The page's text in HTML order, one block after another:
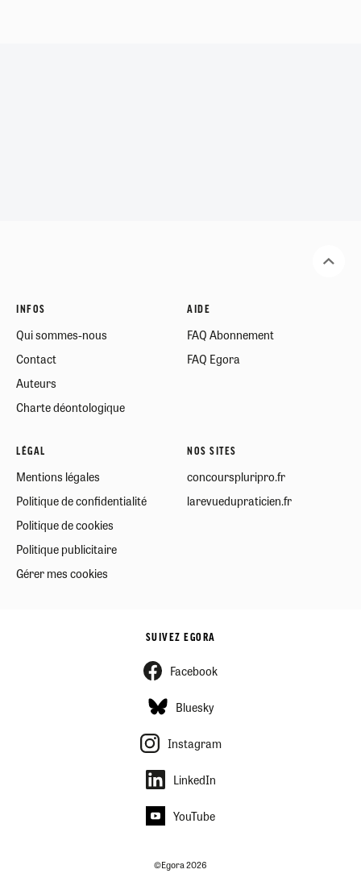
INFOS
Qui sommes-nous
Contact
Auteurs
Charte déontologique
AIDE
FAQ Abonnement
FAQ Egora
LÉGAL
Mentions légales
Politique de confidentialité
Politique de cookies
Politique publicitaire
Gérer mes cookies
NOS SITES
concourspluripro.fr
larevuedupraticien.fr
SUIVEZ EGORA
Facebook
Bluesky
Instagram
LinkedIn
YouTube
©Egora 2026